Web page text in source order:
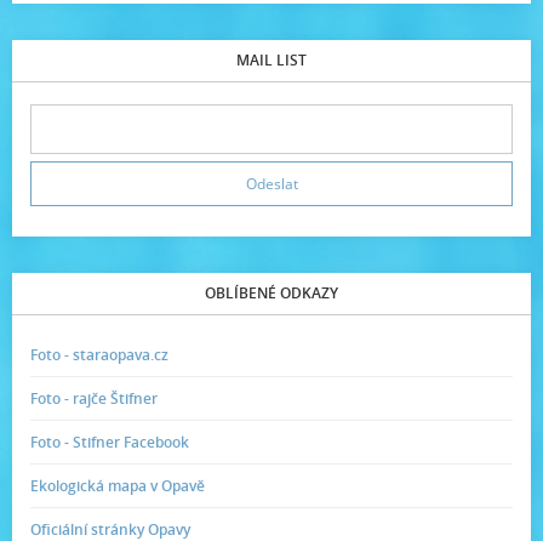
MAIL LIST
OBLÍBENÉ ODKAZY
Foto - staraopava.cz
Foto - rajče Štifner
Foto - Stifner Facebook
Ekologická mapa v Opavě
Oficiální stránky Opavy